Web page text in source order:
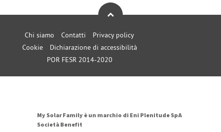
Chi siamo Contatti
Privacy policy
Cookie
Dichiarazione di accessibilità
POR FESR 2014-2020
My Solar Family è un marchio di Eni Plenitude SpA
Società Benefit